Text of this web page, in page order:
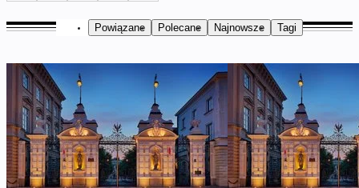
Powiązane Polecane Najnowsze Tagi